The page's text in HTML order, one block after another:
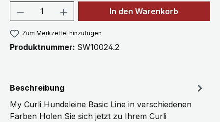
Produkt Anzahl: Gib denIn den Warenkorb
Zum Merkzettel hinzufügen
Produktnummer: SW10024.2
Beschreibung
My Curli Hundeleine Basic Line in verschiedenen
Farben Holen Sie sich jetzt zu Ihrem Curli